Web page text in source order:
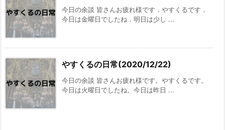
今日の余談 皆さんお疲れ様です．やすくるです．
今日は金曜日でしたね．明日は少し ...
やすくるの日常(2020/12/22)
今日の余談 皆さんお疲れ様です。やすくるです。
今日は火曜日でしたね。今日は昨日 ...